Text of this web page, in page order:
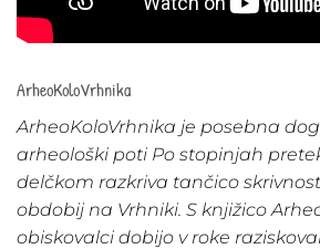
ArheoKoloVrhnika
ArheoKoloVrhnika je posebna
arheološki poti Po stopinjah
delčkom razkriva tančico
obdobij na Vrhniki. S knjižico
obiskovalci dobijo v roke